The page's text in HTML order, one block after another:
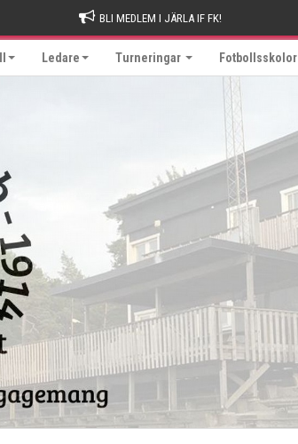
BLI MEDLEM I JÄRLA IF FK!
Ledare Turneringar Fotbollsskolor